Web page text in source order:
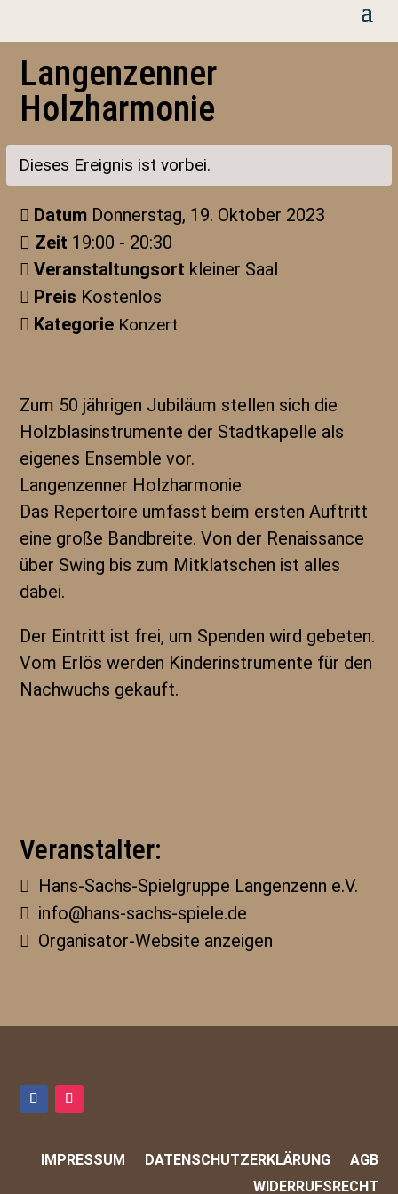
Langenzenner
Holzharmonie
Dieses Ereignis ist vorbei.
Datum Donnerstag, 19. Oktober 2023
Zeit 19:00 - 20:30
Veranstaltungsort kleiner Saal
Preis Kostenlos
Kategorie Konzert
Zum 50 jährigen Jubiläum stellen sich die
Holzblasinstrumente der Stadtkapelle als
eigenes Ensemble vor.
Langenzenner Holzharmonie
Das Repertoire umfasst beim ersten Auftritt
eine große Bandbreite. Von der Renaissance
über Swing bis zum Mitklatschen ist alles
dabei.
Der Eintritt ist frei, um Spenden wird gebeten.
Vom Erlös werden Kinderinstrumente für den
Nachwuchs gekauft.
Veranstalter:
Hans-Sachs-Spielgruppe Langenzenn e.V.
info@hans-sachs-spiele.de
Organisator-Website anzeigen
IMPRESSUM DATENSCHUTZERKLÄRUNG
AGB
WIDERRUFSRECHT